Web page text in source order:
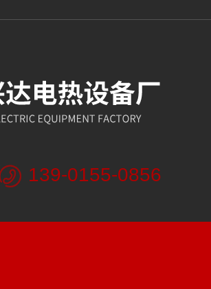
139-0155-0856